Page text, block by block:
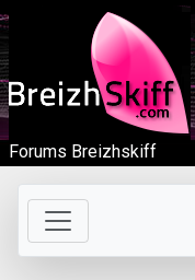
Forums Breizhskiff